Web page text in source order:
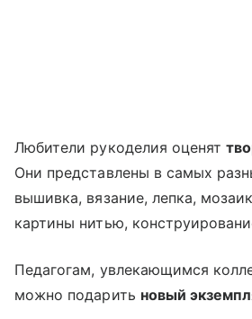
Любители рукоделия оценят
Они представлены в самых
вышивка, вязание, лепка,
картины нитью,
Педагогам, увлекающимся
можно подарить новый